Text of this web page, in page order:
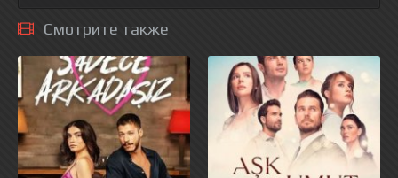
Смотрите также